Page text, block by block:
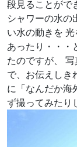
段見ることがで
シャワーの水の
い水の動きを
あったり・・・
たのですが、
で、お伝えしき
に「なんだか海
ず撮ってみたり